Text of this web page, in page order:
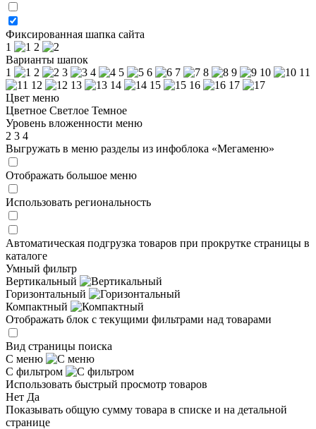
Фиксированная шапка сайта
1
2
Варианты шапок
1
2 3 4 5 6 7 8 9 10
11
12
13 14 15 16
17
Цвет меню
Цветное Светлое Темное
Уровень вложенности меню
2 3 4
Выгружать в меню разделы из инфоблока «Мегаменю»
Отображать большое меню
Использовать региональность
Автоматическая подгрузка товаров при прокрутке страницы в
каталоге
Умный фильтр
Вертикальный
Горизонтальный
Компактный
Отображать блок с текущими фильтрами над товарами
Вид страницы поиска
С меню
С фильтром
Использовать быстрый просмотр товаров
Нет Да
Показывать общую сумму товара в списке и на детальной
странице